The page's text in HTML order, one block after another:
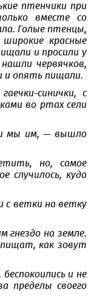
птенчики при
вместе со
Голые птенцы,
красные
и просили у
червячков,
и опять пищали.
синички, с
во ртах сели
мы им, — вышло
но, самое
случилось, куда
с ветки на ветку
на земле.
как зовут
и не
пределы своего